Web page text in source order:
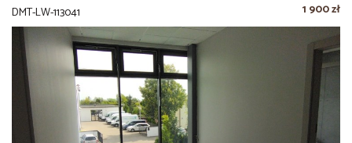
DMT-LW-113041 1 900 zł